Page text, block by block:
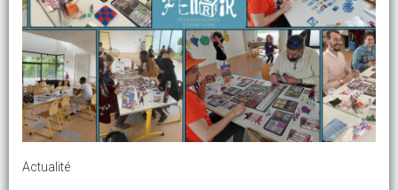
Actualité